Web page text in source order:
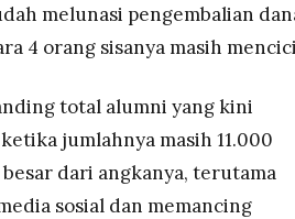
melunasi pengembalian
4 orang sisanya masih
total alumni yang kini
jumlahnya masih 11.000
dari angkanya, terutama
sosial dan memancing